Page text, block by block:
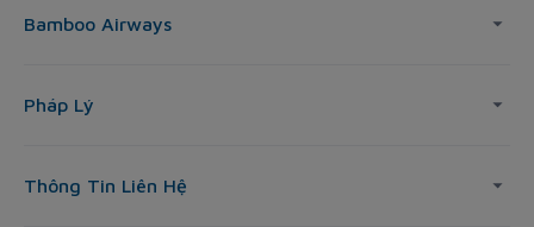
Bamboo Airways
Pháp Lý
Thông Tin Liên Hệ